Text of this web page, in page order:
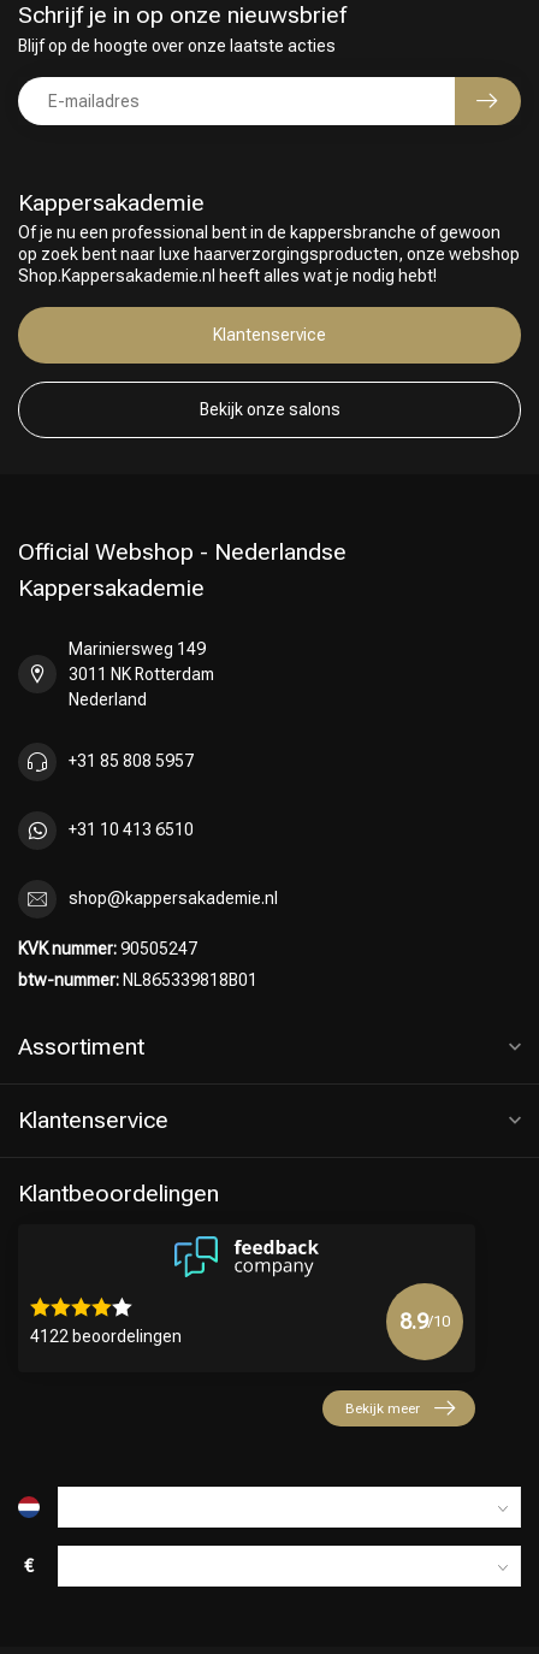
Keuze van onze Kappers
Kappersakademie
Of je nu een professional bent in de kappersbranche of gewoon
op zoek bent naar luxe haarverzorgingsproducten, onze webshop
Shop.Kappersakademie.nl heeft alles wat je nodig hebt!
Klantenservice
Bekijk onze salons
Schrijf je in op onze nieuwsbrief
Blijf op de hoogte over onze laatste acties
Official Webshop - Nederlandse
Kappersakademie
Mariniersweg 149
3011 NK Rotterdam
Nederland
+31 85 808 5957
+31 10 413 6510
shop@kappersakademie.nl
KVK nummer:90505247
btw-nummer: NL865339818B01
Assortiment
Klantenservice
Klantbeoordelingen
4122 beoordelingen
8.9/10
Bekijk meer
€